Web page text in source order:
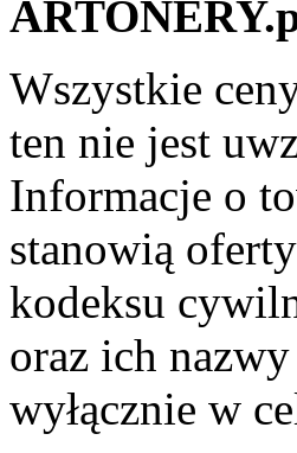
Wszystkie
ten nie jest
Informacje o
stanowią
kodeksu
oraz ich nazwy
wyłącznie w